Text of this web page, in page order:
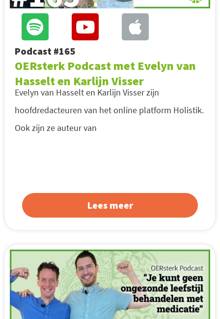
Podcast #165
OERsterk Podcast met Evelyn van
Hasselt en Karlijn Visser
Evelyn van Hasselt en Karlijn Visser zijn
hoofdredacteuren van het online platform Holistik.
Ook zijn ze auteur van
Lees meer